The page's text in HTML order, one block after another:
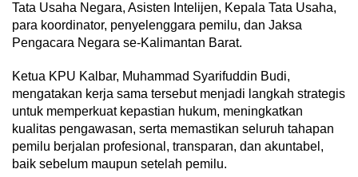
Tata Usaha Negara, Asisten Intelijen, Kepala Tata Usaha,
para koordinator, penyelenggara pemilu, dan Jaksa
Pengacara Negara se-Kalimantan Barat.
Ketua KPU Kalbar, Muhammad Syarifuddin Budi,
mengatakan kerja sama tersebut menjadi langkah strategis
untuk memperkuat kepastian hukum, meningkatkan
kualitas pengawasan, serta memastikan seluruh tahapan
pemilu berjalan profesional, transparan, dan akuntabel,
baik sebelum maupun setelah pemilu.